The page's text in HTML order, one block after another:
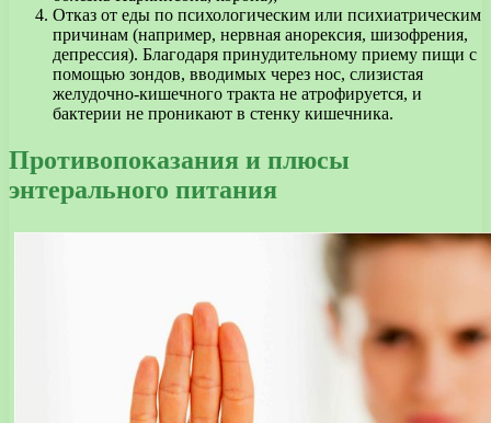
Отказ от еды по психологическим или психиатрическим
причинам (например, нервная анорексия, шизофрения,
депрессия). Благодаря принудительному приему пищи с
помощью зондов, вводимых через нос, слизистая
желудочно-кишечного тракта не атрофируется, и
бактерии не проникают в стенку кишечника.
Противопоказания и плюсы
энтерального питания